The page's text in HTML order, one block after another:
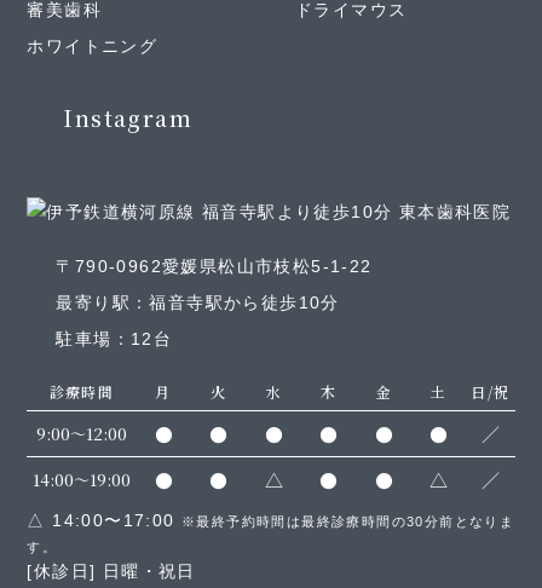
審美歯科
ホワイトニング
ドライマウス
Instagram
〒790-0962愛媛県松山市枝松5-1-22
最寄り駅：福音寺駅から徒歩10分
駐車場：12台
診療時間 月 火 水 木 金 土 日/祝
9:00～12:00 ● ● ● ● ● ● ／
14:00～19:00 ● ● △ ● ● △ ／
△ 14:00〜17:00
※最終予約時間は最終診療時間の30分前となりま
す。
[休診日] 日曜・祝日